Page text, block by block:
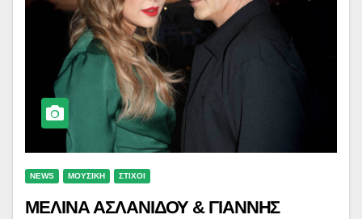
NEWS ΜΟΥΣΙΚΗ ΣΤΙΧΟΙ
ΜΕΛΙΝΑ ΑΣΛΑΝΙΔΟΥ & ΓΙΑΝΝΗΣ